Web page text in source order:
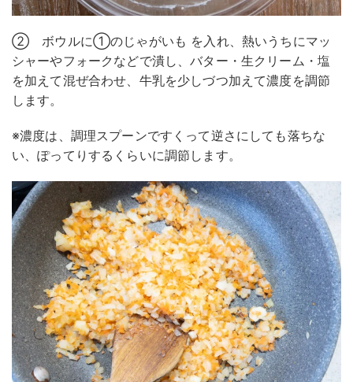
② ボウルに①のじゃがいも を入れ、熱いうちにマッ
シャーやフォークなどで潰し、バター・生クリーム・塩
を加えて混ぜ合わせ、牛乳を少しづつ加えて濃度を調節
します。
※濃度は、調理スプーンですくって逆さにしても落ちな
い、ぽってりするくらいに調節します。